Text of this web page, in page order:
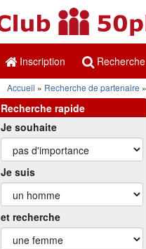
Inscription Recherche
Accueil Recherche de partenaire
Recherche rapide
Je souhaite
Je suis
et recherche